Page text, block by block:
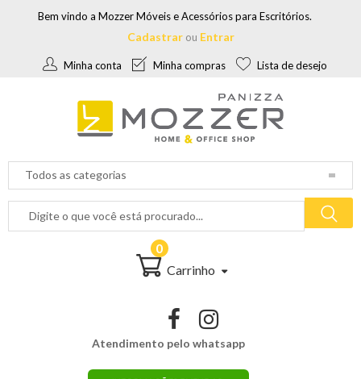
Bem vindo a Mozzer Móveis e Acessórios para Escritórios.
Cadastrarou Entrar
Minha conta Minha compras Lista de desejo
Carrinho
0
Atendimento pelo whatsapp